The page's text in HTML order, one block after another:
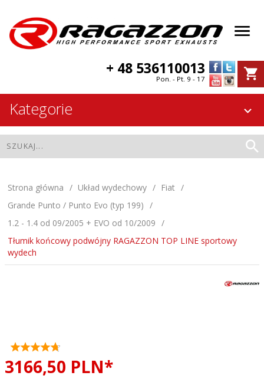
+ 48 536110013
Pon. - Pt. 9 - 17
Kategorie
Strona główna Układ wydechowy
Fiat
Grande Punto / Punto Evo (typ 199)
1.2 - 1.4 od 09/2005 + EVO od 10/2009
Tłumik końcowy podwójny RAGAZZON TOP LINE sportowy
wydech
3166,50 PLN*